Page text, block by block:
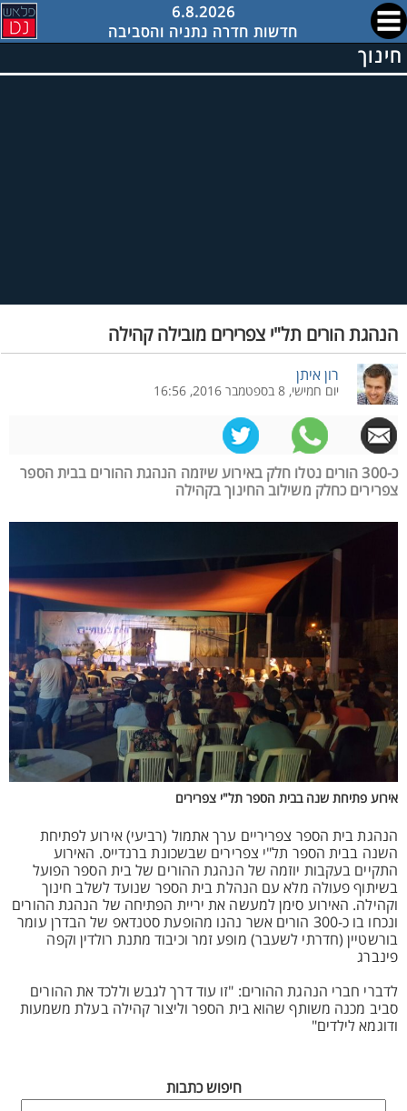
6.8.2026
חדשות חדרה נתניה והסביבה
חינוך
הנהגת הורים תל"י צפרירים מובילה קהילה
רון איתן
יום חמישי, 8 בספטמבר 2016, 16:56
כ-300 הורים נטלו חלק באירוע שיזמה הנהגת ההורים בבית הספר
צפרירים כחלק משילוב החינוך בקהילה
אירוע פתיחת שנה בבית הספר תל"י צפרירים
הנהגת בית הספר צפריריים ערך אתמול (רביעי) אירוע לפתיחת
השנה בבית הספר תל"י צפרירים שבשכונת ברנדייס. האירוע
התקיים בעקבות יוזמה של הנהגת ההורים של בית הספר הפועל
בשיתוף פעולה מלא עם הנהלת בית הספר שנועד לשלב חינוך
וקהילה. האירוע סימן למעשה את יריית הפתיחה של הנהגת ההורים
ונכחו בו כ-300 הורים אשר נהנו מהופעת סטנדאפ של הבדרן עומר
בורשטיין (חדרתי לשעבר) מופע זמר וכיבוד מתנת רולדין וקפה
פינברג
לדברי חברי הנהגת ההורים: "זו עוד דרך לגבש וללכד את ההורים
סביב מכנה משותף שהוא בית הספר וליצור קהילה בעלת משמעות
ודוגמא לילדים"
חיפוש כתבות